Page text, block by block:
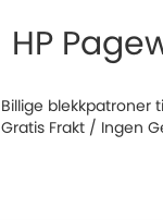
HP
Billige blekkpatroner
Gratis Frakt / Ingen